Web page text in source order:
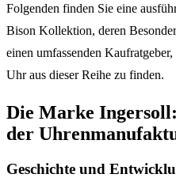
Folgenden finden Sie eine
Bison Kollektion, deren
einen umfassenden
Uhr aus dieser Reihe zu finden.
Die Marke
der
Geschichte und